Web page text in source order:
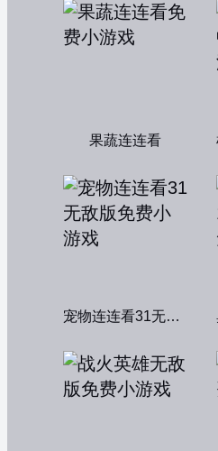
果蔬连连看
宠物连连看31无敌版